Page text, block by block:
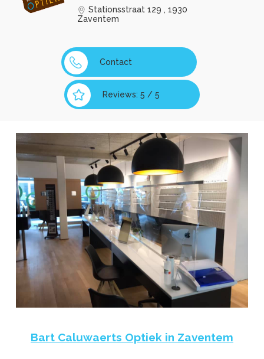
Stationsstraat 129 , 1930
Zaventem
Contact
Reviews: 5 / 5
Bart Caluwaerts Optiek in Zaventem